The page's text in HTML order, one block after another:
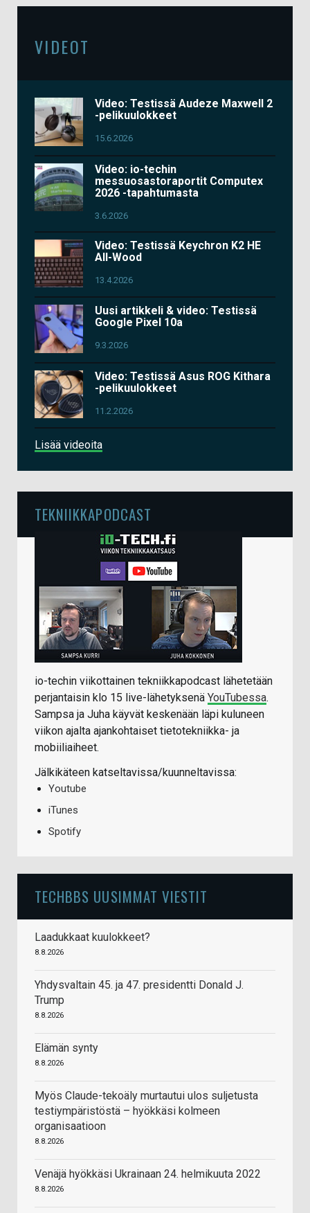
VIDEOT
Video: Testissä Audeze Maxwell 2
-pelikuulokkeet
15.6.2026
Video: io-techin
messuosastoraportit Computex
2026 -tapahtumasta
3.6.2026
Video: Testissä Keychron K2 HE
All-Wood
13.4.2026
Uusi artikkeli & video: Testissä
Google Pixel 10a
9.3.2026
Video: Testissä Asus ROG Kithara
-pelikuulokkeet
11.2.2026
Lisää videoita
TEKNIIKKAPODCAST
io-techin viikottainen tekniikkapodcast lähetetään
perjantaisin klo 15 live-lähetyksenä YouTubessa.
Sampsa ja Juha käyvät keskenään läpi kuluneen
viikon ajalta ajankohtaiset tietotekniikka- ja
mobiiliaiheet.
Jälkikäteen katseltavissa/kuunneltavissa:
Youtube
iTunes
Spotify
TECHBBS UUSIMMAT VIESTIT
Laadukkaat kuulokkeet?
8.8.2026
Yhdysvaltain 45. ja 47. presidentti Donald J.
Trump
8.8.2026
Elämän synty
8.8.2026
Myös Claude-tekoäly murtautui ulos suljetusta
testiympäristöstä – hyökkäsi kolmeen
organisaatioon
8.8.2026
Venäjä hyökkäsi Ukrainaan 24. helmikuuta 2022
8.8.2026